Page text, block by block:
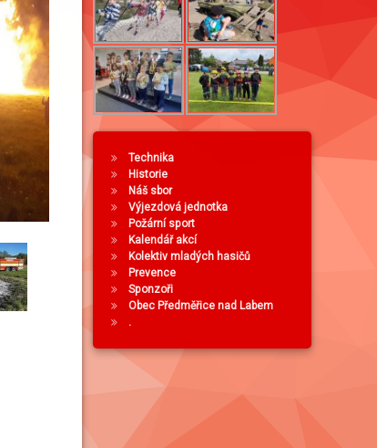
Technika
Historie
Náš sbor
Výjezdová jednotka
Požární sport
Kalendář akcí
Kolektiv mladých hasičů
Prevence
Sponzoři
Obec Předměřice nad Labem
.